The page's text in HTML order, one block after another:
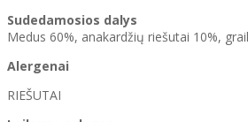
Sudedamosios dalys
Medus 60%, anakardžių riešutai 10%,
Alergenai
RIEŠUTAI